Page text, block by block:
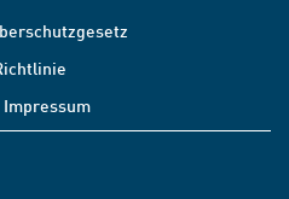
Impressum